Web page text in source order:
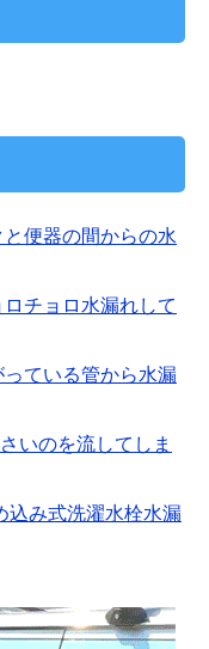
便器の間からの水
チョロ水漏れして
ている管から水漏
いのを流してしま
込み式洗濯水栓水漏